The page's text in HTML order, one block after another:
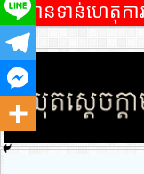
ព័ត៌មានទាន់ហេតុក